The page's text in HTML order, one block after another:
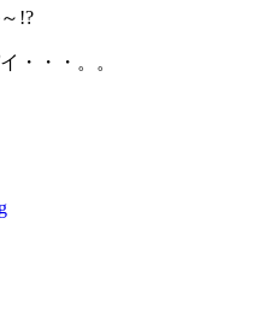
!?
・・・。。